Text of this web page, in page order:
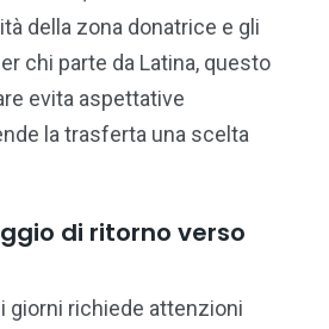
della zona donatrice e gli
chi parte da Latina, questo
evita aspettative
la trasferta una scelta
di ritorno verso
giorni richiede attenzioni